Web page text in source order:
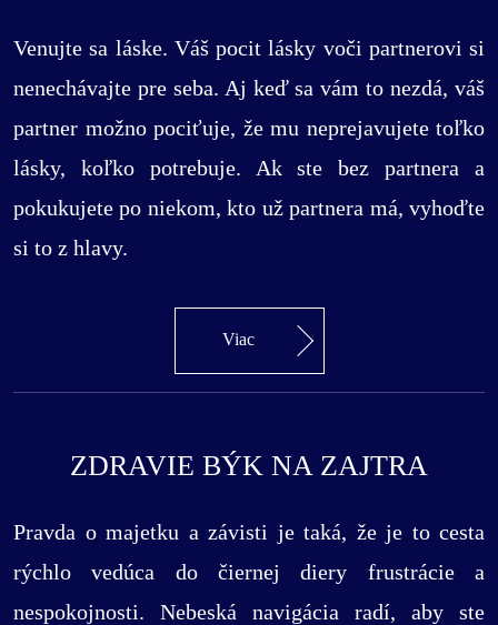
Venujte sa láske. Váš pocit lásky voči partnerovi si
nenechávajte pre seba. Aj keď sa vám to nezdá, váš
partner možno pociťuje, že mu neprejavujete toľko
lásky, koľko potrebuje. Ak ste bez partnera a
pokukujete po niekom, kto už partnera má, vyhoďte
si to z hlavy.
Viac
ZDRAVIE BÝK NA ZAJTRA
Pravda o majetku a závisti je taká, že je to cesta
rýchlo vedúca do čiernej diery frustrácie a
nespokojnosti. Nebeská navigácia radí, aby ste